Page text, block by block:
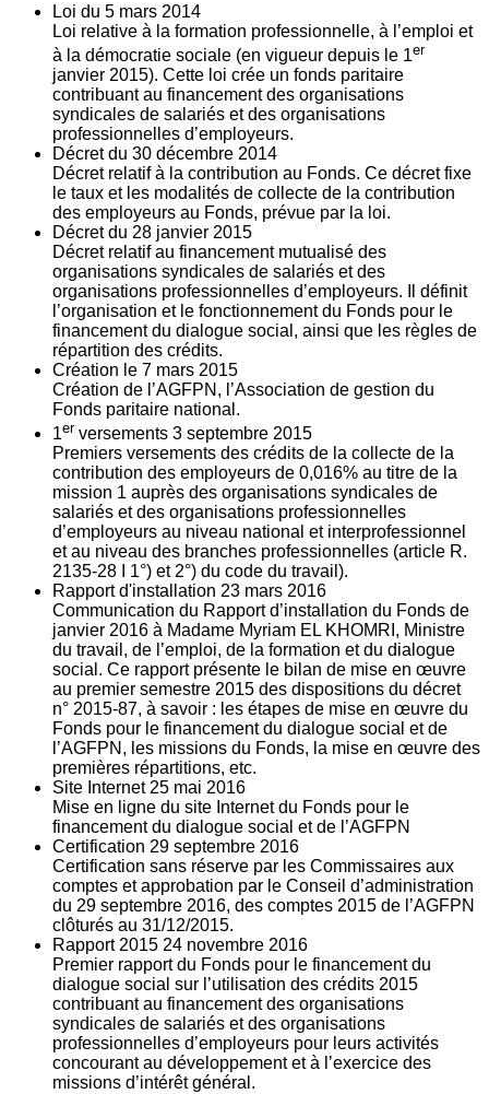
Loi du 5 mars 2014
Loi relative à la formation professionnelle, à l’emploi et
à la démocratie sociale (en vigueur depuis le 1er
janvier 2015). Cette loi crée un fonds paritaire
contribuant au financement des organisations
syndicales de salariés et des organisations
professionnelles d’employeurs.
Décret du 30 décembre 2014
Décret relatif à la contribution au Fonds. Ce décret fixe
le taux et les modalités de collecte de la contribution
des employeurs au Fonds, prévue par la loi.
Décret du 28 janvier 2015
Décret relatif au financement mutualisé des
organisations syndicales de salariés et des
organisations professionnelles d’employeurs. Il définit
l’organisation et le fonctionnement du Fonds pour le
financement du dialogue social, ainsi que les règles de
répartition des crédits.
Création le 7 mars 2015
Création de l’AGFPN, l’Association de gestion du
Fonds paritaire national.
1er versements 3 septembre 2015
Premiers versements des crédits de la collecte de la
contribution des employeurs de 0,016% au titre de la
mission 1 auprès des organisations syndicales de
salariés et des organisations professionnelles
d’employeurs au niveau national et interprofessionnel
et au niveau des branches professionnelles (article R.
2135‐28 I 1°) et 2°) du code du travail).
Rapport d'installation 23 mars 2016
Communication du Rapport d’installation du Fonds de
janvier 2016 à Madame Myriam EL KHOMRI, Ministre
du travail, de l’emploi, de la formation et du dialogue
social. Ce rapport présente le bilan de mise en œuvre
au premier semestre 2015 des dispositions du décret
n° 2015-87, à savoir : les étapes de mise en œuvre du
Fonds pour le financement du dialogue social et de
l’AGFPN, les missions du Fonds, la mise en œuvre des
premières répartitions, etc.
Site Internet 25 mai 2016
Mise en ligne du site Internet du Fonds pour le
financement du dialogue social et de l’AGFPN
Certification 29 septembre 2016
Certification sans réserve par les Commissaires aux
comptes et approbation par le Conseil d’administration
du 29 septembre 2016, des comptes 2015 de l’AGFPN
clôturés au 31/12/2015.
Rapport 2015 24 novembre 2016
Premier rapport du Fonds pour le financement du
dialogue social sur l’utilisation des crédits 2015
contribuant au financement des organisations
syndicales de salariés et des organisations
professionnelles d’employeurs pour leurs activités
concourant au développement et à l’exercice des
missions d’intérêt général.